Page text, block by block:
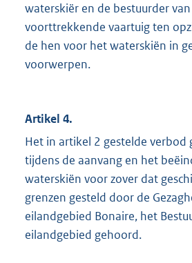
waterskiër en de bestuurder
voorttrekkende vaartuig ten
de hen voor het waterskiën in
voorwerpen.
Artikel 4.
Het in artikel 2 gestelde verbod
tijdens de aanvang en het
waterskiën voor zover dat
grenzen gesteld door de
eilandgebied Bonaire, het
eilandgebied gehoord.